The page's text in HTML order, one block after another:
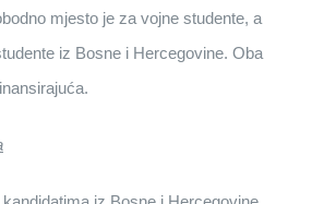
mjesto je za vojne studente, a
iz Bosne i Hercegovine. Oba